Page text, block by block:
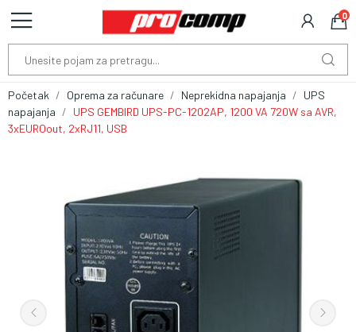
0
Početak Oprema za računare Neprekidna napajanja
UPS
napajanja
UPS GEMBIRD UPS-PC-1202AP, 1200 VA 720W sa AVR,
3xEUROout, 2xRJ11, USB